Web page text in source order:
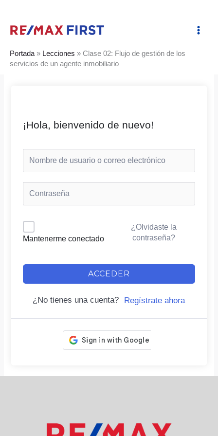
contenido
Portada » Lecciones » Clase 02: Flujo de gestión de los
servicios de un agente inmobiliario
¡Hola, bienvenido de nuevo!
Mantenerme conectado
¿Olvidaste la
contraseña?
ACCEDER
¿No tienes una cuenta? Regístrate ahora